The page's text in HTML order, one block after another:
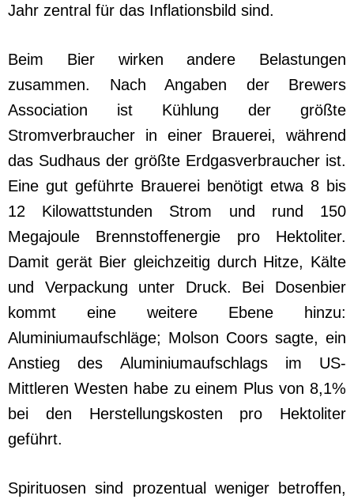
Jahr zentral für das Inflationsbild sind.
Beim Bier wirken andere Belastungen
zusammen. Nach Angaben der Brewers
Association ist Kühlung der größte
Stromverbraucher in einer Brauerei, während
das Sudhaus der größte Erdgasverbraucher ist.
Eine gut geführte Brauerei benötigt etwa 8 bis
12 Kilowattstunden Strom und rund 150
Megajoule Brennstoffenergie pro Hektoliter.
Damit gerät Bier gleichzeitig durch Hitze, Kälte
und Verpackung unter Druck. Bei Dosenbier
kommt eine weitere Ebene hinzu:
Aluminiumaufschläge; Molson Coors sagte, ein
Anstieg des Aluminiumaufschlags im US-
Mittleren Westen habe zu einem Plus von 8,1%
bei den Herstellungskosten pro Hektoliter
geführt.
Spirituosen sind prozentual weniger betroffen,